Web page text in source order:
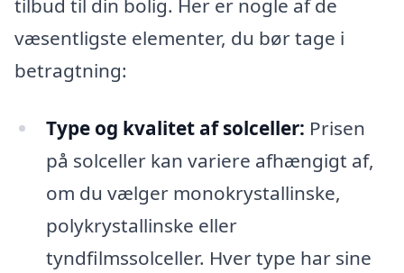
tilbud til din bolig. Her er nogle af de
væsentligste elementer, du bør tage i
betragtning:
Type og kvalitet af solceller: Prisen
på solceller kan variere afhængigt af,
om du vælger monokrystallinske,
polykrystallinske eller
tyndfilmssolceller. Hver type har sine